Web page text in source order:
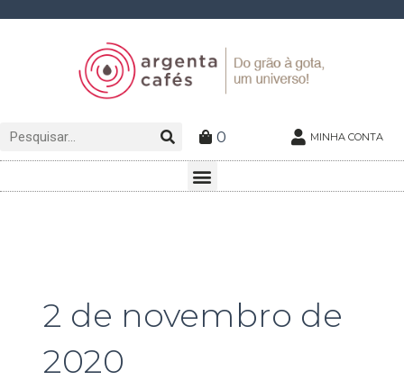
Pesquisar Pesquisar
0 MINHA CONTA
Menu
2 de novembro de
2020